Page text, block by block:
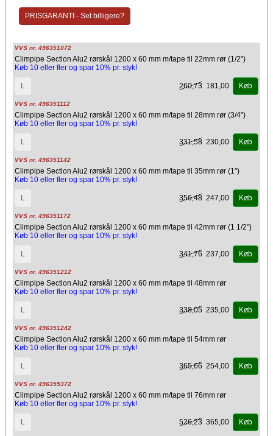
Tekniske data
Densitet kg/m3: 60-90
Anvendelsestemperatur: 500°C
Producent
PRISGARANTI - Set billigere?
VVS nr. 496351072
Climpipe Section Alu2 rørskål 1200 x 60 mm m/tape til 22mm rør (1/2")
Køb 10 eller fler og spar 10% pr. styk!
L 260,73 181,00 Køb
VVS nr. 496351112
Climpipe Section Alu2 rørskål 1200 x 60 mm m/tape til 28mm rør (3/4")
Køb 10 eller fler og spar 10% pr. styk!
L 331,58 230,00 Køb
VVS nr. 496351142
Climpipe Section Alu2 rørskål 1200 x 60 mm m/tape til 35mm rør (1")
Køb 10 eller fler og spar 10% pr. styk!
L 356,48 247,00 Køb
VVS nr. 496351172
Climpipe Section Alu2 rørskål 1200 x 60 mm m/tape til 42mm rør (1 1/2")
Køb 10 eller fler og spar 10% pr. styk!
L 341,76 237,00 Køb
VVS nr. 496351212
Climpipe Section Alu2 rørskål 1200 x 60 mm m/tape til 48mm rør
Køb 10 eller fler og spar 10% pr. styk!
L 338,05 235,00 Køb
VVS nr. 496351242
Climpipe Section Alu2 rørskål 1200 x 60 mm m/tape til 54mm rør
Køb 10 eller fler og spar 10% pr. styk!
L 365,66 254,00 Køb
VVS nr. 496355372
Climpipe Section Alu2 rørskål 1200 x 60 mm m/tape til 76mm rør
Køb 10 eller fler og spar 10% pr. styk!
L 526,23 365,00 Køb